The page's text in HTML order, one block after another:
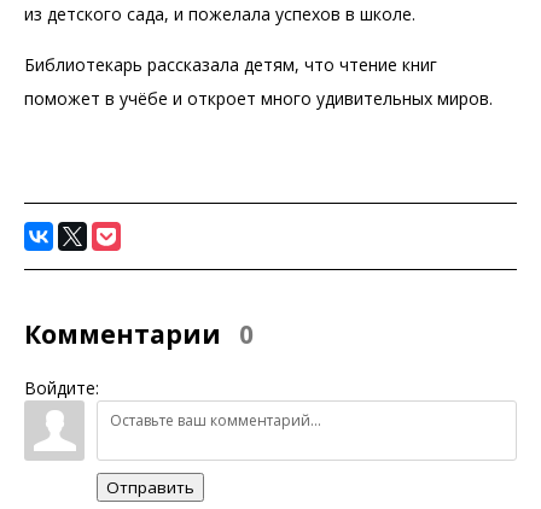
из детского сада, и пожелала успехов в школе.
Библиотекарь рассказала детям, что чтение книг
поможет в учёбе и откроет много удивительных миров.
Комментарии 0
Войдите:
Отправить